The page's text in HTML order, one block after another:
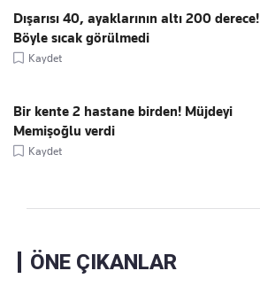
Dışarısı 40, ayaklarının altı 200 derece!
Böyle sıcak görülmedi
Kaydet
Bir kente 2 hastane birden! Müjdeyi
Memişoğlu verdi
Kaydet
ÖNE ÇIKANLAR